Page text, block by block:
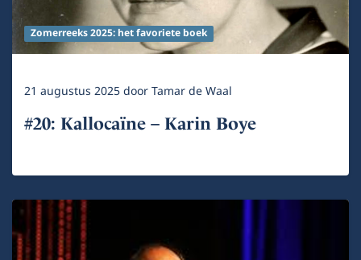
Zomerreeks 2025: het favoriete boek
21 augustus 2025doorTamar de Waal
#20: Kallocaïne – Karin Boye